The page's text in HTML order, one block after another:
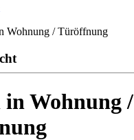
Wohnung / Türöffnung
in Wohnung /